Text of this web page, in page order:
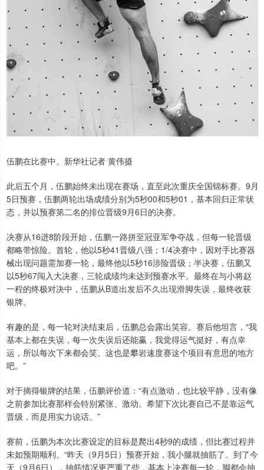
伍鹏在比赛中。新华社记者 黄伟摄
此后五个月，伍鹏始终未出现在赛场，直至此次重庆全国锦标赛。9月
5日预赛，伍鹏两轮出场成绩分别为5秒00和5秒01，基本回归正常状
态，并以预赛第二名的排位晋级9月6日的决赛。
决赛从16进8阶段开始，伍鹏一路拼至冠亚军争夺战，但每一轮晋级
都略带惊险。首轮，他以5秒41晋级八强；1/4决赛中，因对手比赛器
械出现问题需加赛一轮，最终他以5秒16涉险晋级；半决赛，伍鹏又
以5秒67闯入大决赛，三轮成绩均未达到预赛水平。最终在与小将赵
一程的终极对决中，伍鹏从B道出发后不久出现滑脚失误，最终收获
银牌。
有趣的是，每一轮对决结束后，伍鹏总会露出笑容。赛后他坦言，“我
基本上都在失误，每一次失误后还能赢，我觉得运气挺好，有点幸
运，所以每次下来都会笑。这也是攀岩速度赛这个项目有意思的地方
吧。”
对于摘得银牌的结果，伍鹏评价道：“有点激动，也比较平静，没有像
之前参加比赛那样会特别紧张、激动。希望下次比赛自己不是靠运气
晋级，而是用实力说话。”
赛前，伍鹏为本次比赛设定的目标是爬出4秒9的成绩，但比赛过程并
未如预期顺利。“昨天（9月5日）预赛开始，我小腿就抽筋了。到了今
天（9月6日），抽筋情况更严重了些，基本上决赛每一轮，脚都会抽